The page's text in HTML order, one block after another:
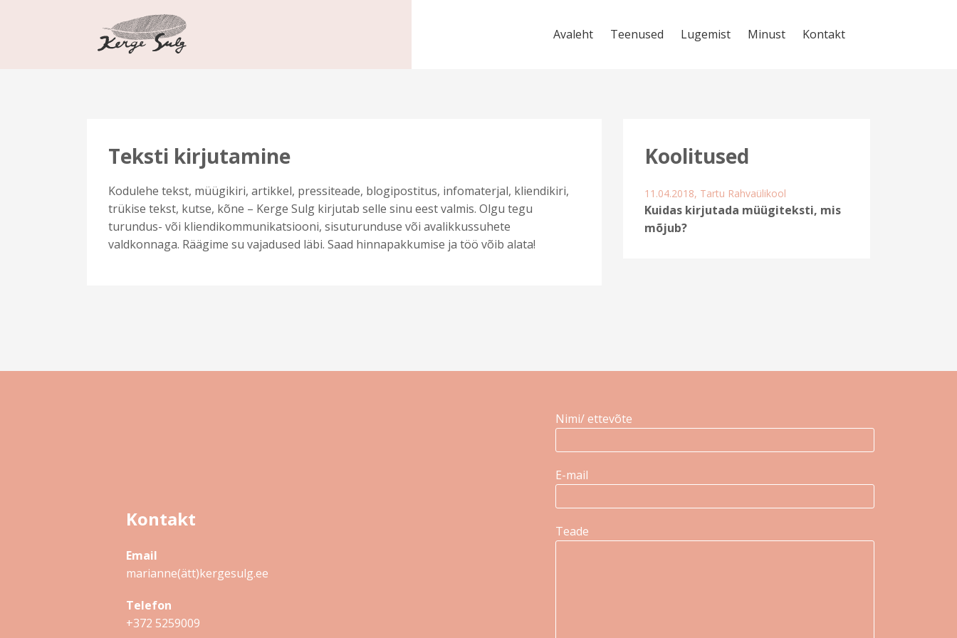
Avaleht Teenused Lugemist Minust Kontakt
Teksti kirjutamine
Kodulehe tekst, müügikiri, artikkel, pressiteade, blogipostitus, infomaterjal, kliendikiri,
trükise tekst, kutse, kõne – Kerge Sulg kirjutab selle sinu eest valmis. Olgu tegu
turundus- või kliendikommunikatsiooni, sisuturunduse või avalikkussuhete
valdkonnaga. Räägime su vajadused läbi. Saad hinnapakkumise ja töö võib alata!
Koolitused
11.04.2018, Tartu Rahvaülikool
Kuidas kirjutada müügiteksti, mis
mõjub?
Kontakt
Email
marianne(ätt)kergesulg.ee
Telefon
+372 5259009
Nimi/ ettevõte
E-mail
Teade